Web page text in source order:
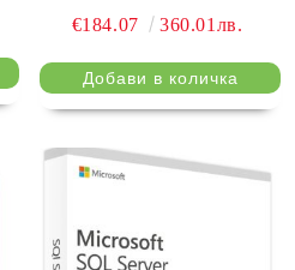
€184.07
360.01лв.